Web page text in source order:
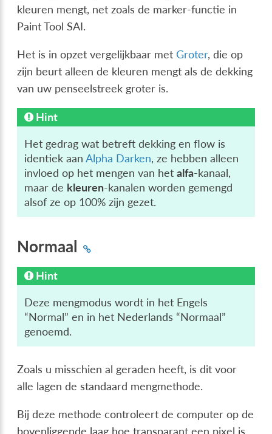
kleuren mengt, net zoals de marker-functie in
Paint Tool SAI.
Het is in opzet vergelijkbaar metGroter, die op
zijn beurt alleen de kleuren mengt als de dekking
van uw penseelstreek groter is.
Hint
Het gedrag wat betreft dekking en flow is
identiek aanAlpha Darken, ze hebben alleen
invloed op het mengen van hetalfa-kanaal,
maar de kleuren-kanalen worden gemengd
alsof ze op 100% zijn gezet.
Normaal
Hint
Deze mengmodus wordt in het Engels
“Normal” en in het Nederlands “Normaal”
genoemd.
Zoals u misschien al geraden heeft, is dit voor
alle lagen de standaard mengmethode.
Bij deze methode controleert de computer op de
bovenliggende laag hoe transparant een pixel is,